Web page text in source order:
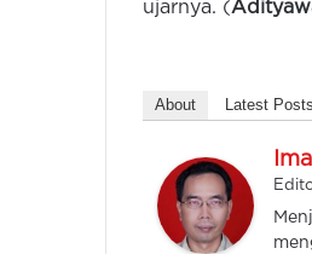
ujarnya. (
About Latest Posts